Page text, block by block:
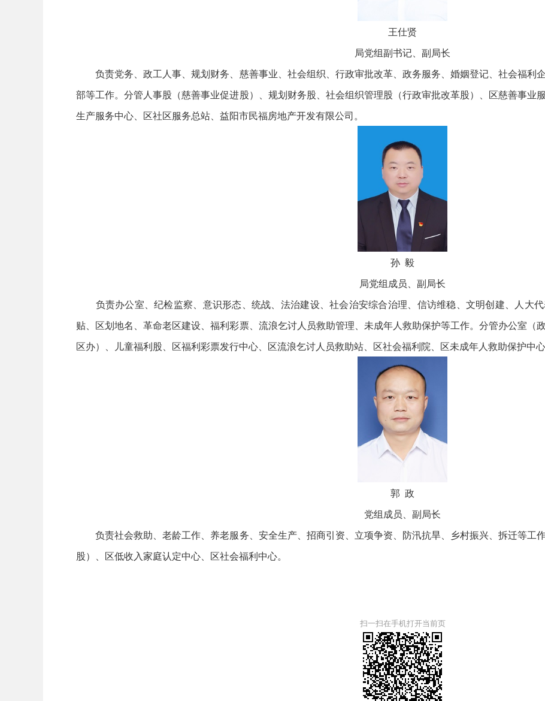
王仕贤
局党组副书记、副局长
负责党务、政工人事、规划财务、慈善事业、社会组织、行政审批改革、政务服务、婚姻登记、社会福利
部等工作。分管人事股（慈善事业促进股）、规划财务股、社会组织管理股（行政审批改革股）、区慈善事业
生产服务中心、区社区服务总站、益阳市民福房地产开发有限公司。
孙 毅
局党组成员、副局长
负责办公室、纪检监察、意识形态、统战、法治建设、社会治安综合治理、信访维稳、文明创建、人大
贴、区划地名、革命老区建设、福利彩票、流浪乞讨人员救助管理、未成年人救助保护等工作。分管办公室（
区办）、儿童福利股、区福利彩票发行中心、区流浪乞讨人员救助站、区社会福利院、区未成年人救助保护中
郭 政
党组成员、副局长
负责社会救助、老龄工作、养老服务、安全生产、招商引资、立项争资、防汛抗旱、乡村振兴、拆迁等工
股）、区低收入家庭认定中心、区社会福利中心。
扫一扫在手机打开当前页